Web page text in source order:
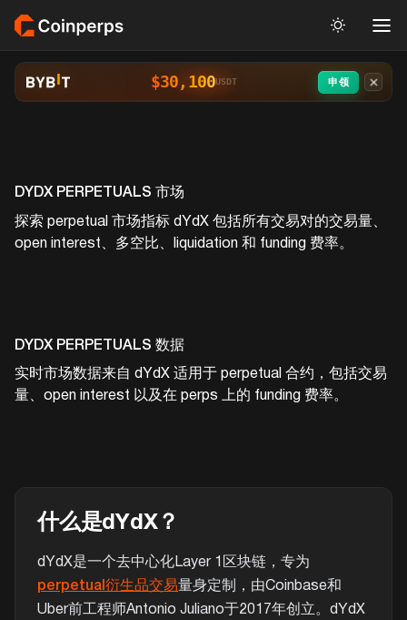
$30,100USDT 申领
DYDXPERPETUALS 市场
探索 perpetual 市场指标 dYdX 包括所有交易对的交易量、
open interest、多空比、liquidation 和 funding 费率。
DYDXPERPETUALS 数据
实时市场数据来自 dYdX 适用于 perpetual 合约，包括交易
量、open interest 以及在 perps 上的 funding 费率。
什么是dYdX？
dYdX是一个去中心化Layer 1区块链，专为
perpetual衍生品交易量身定制，由Coinbase和
Uber前工程师Antonio Juliano于2017年创立。dYdX